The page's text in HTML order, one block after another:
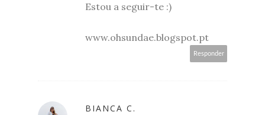
Estou a seguir-te :)
www.ohsundae.blogspot.pt
Responder
BIANCA C.